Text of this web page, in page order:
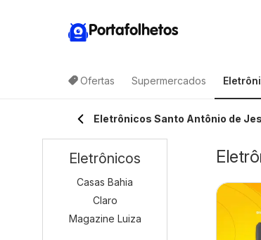
Portafolhetos
Ofertas Supermercados
Eletrônicos Santo Antônio de
Eletrônicos
Casas Bahia
Claro
Magazine Luiza